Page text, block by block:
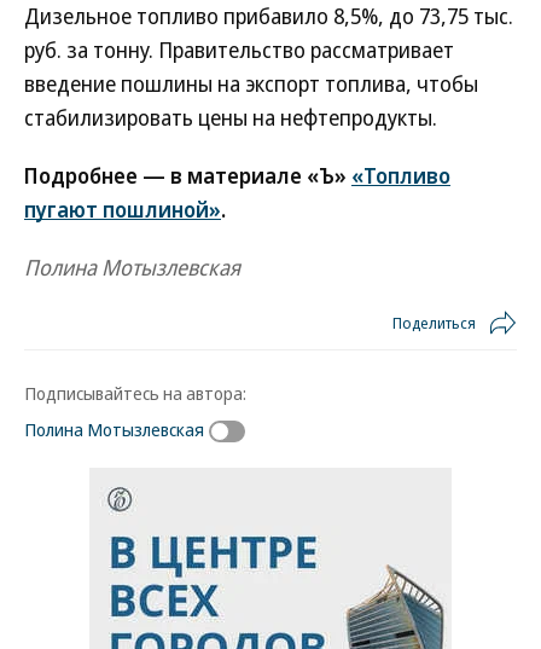
Дизельное топливо прибавило 8,5%, до 73,75 тыс.
руб. за тонну. Правительство рассматривает
введение пошлины на экспорт топлива, чтобы
стабилизировать цены на нефтепродукты.
Подробнее — в материале «Ъ» «Топливо
пугают пошлиной».
Полина Мотызлевская
Поделиться
Подписывайтесь на автора:
Полина Мотызлевская